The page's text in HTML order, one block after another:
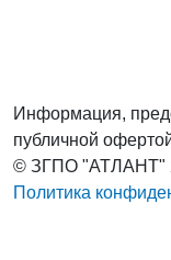
Информация,
публичной
© ЗГПО "АТЛАНТ"
Политика